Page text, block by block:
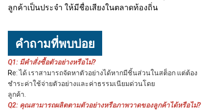
ลูกค้าเป็นประจำ ให้มีชื่อเสียงในตลาดท้องถิ่น
คำถามที่พบบ่อย
Q1: มีคำสั่งซื้อตัวอย่างหรือไม่?
Re: ได้ เราสามารถจัดหาตัวอย่างได้หากมีชิ้นส่วนในสต็อก แต่ต้อง
ชำระค่าใช้จ่ายตัวอย่างและค่าธรรมเนียมด่วนโดย
ลูกค้า.
Q2: คุณสามารถผลิตตามตัวอย่างหรือภาพวาดของลูกค้าได้หรือไม่?